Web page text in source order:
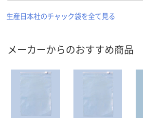
生産日本社のチャック袋を全て見る
メーカーからのおすすめ商品